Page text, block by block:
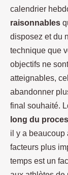
calendrier
raisonnables
disposez et du
technique que
objectifs ne
atteignables,
abandonner
final souhaité.
long du
il y a beaucoup
facteurs plus
temps est un